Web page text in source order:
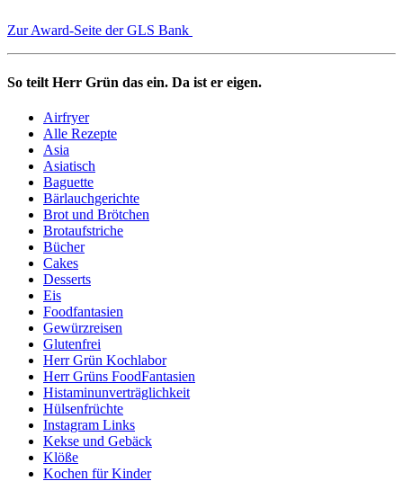
Zur Award-Seite der GLS Bank
So teilt Herr Grün das ein. Da ist er eigen.
Airfryer
Alle Rezepte
Asia
Asiatisch
Baguette
Bärlauchgerichte
Brot und Brötchen
Brotaufstriche
Bücher
Cakes
Desserts
Eis
Foodfantasien
Gewürzreisen
Glutenfrei
Herr Grün Kochlabor
Herr Grüns FoodFantasien
Histaminunverträglichkeit
Hülsenfrüchte
Instagram Links
Kekse und Gebäck
Klöße
Kochen für Kinder